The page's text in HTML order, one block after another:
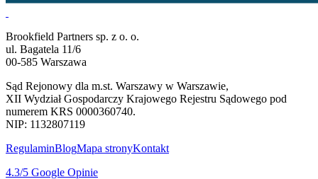
Brookfield Partners sp. z o. o.
ul. Bagatela 11/6
00-585 Warszawa
Sąd Rejonowy dla m.st. Warszawy w Warszawie,
XII Wydział Gospodarczy Krajowego Rejestru Sądowego pod
numerem KRS 0000360740.
NIP: 1132807119
RegulaminBlogMapa stronyKontakt
4.3/5 Google Opinie